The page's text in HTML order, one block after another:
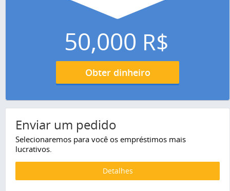
50,000 R$
Obter dinheiro
Enviar um pedido
Selecionaremos para você os empréstimos mais
lucrativos.
Detalhes